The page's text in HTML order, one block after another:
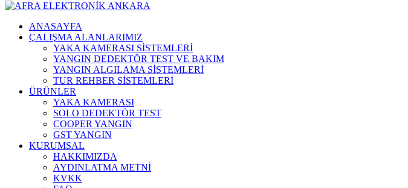
ANASAYFA
ÇALIŞMA ALANLARIMIZ
YAKA KAMERASI SİSTEMLERİ
YANGIN DEDEKTÖR TEST VE BAKIM
YANGIN ALGILAMA SİSTEMLERİ
TUR REHBER SİSTEMLERİ
ÜRÜNLER
YAKA KAMERASI
SOLO DEDEKTÖR TEST
COOPER YANGIN
GST YANGIN
KURUMSAL
HAKKIMIZDA
AYDINLATMA METNİ
KVKK